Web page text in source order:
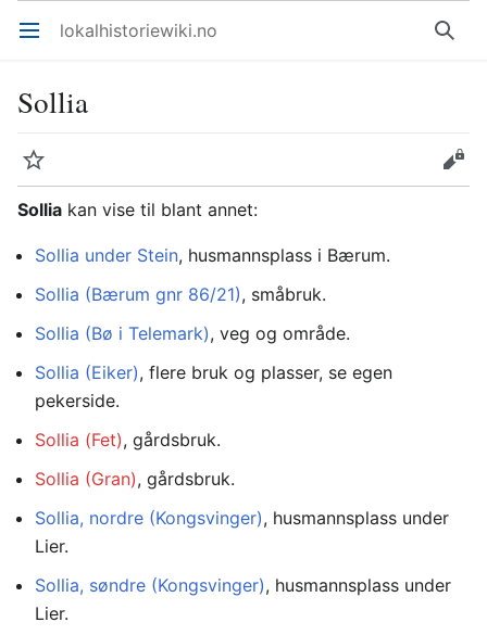
Åpne hovedmenyen lokalhistoriewiki.no Søk
Sollia
Overvåk
Rediger
Sollia kan vise til blant annet:
Sollia under Stein, husmannsplass i Bærum.
Sollia (Bærum gnr 86/21), småbruk.
Sollia (Bø i Telemark), veg og område.
Sollia (Eiker), flere bruk og plasser, se egen
pekerside.
Sollia (Fet), gårdsbruk.
Sollia (Gran), gårdsbruk.
Sollia, nordre (Kongsvinger), husmannsplass under
Lier.
Sollia, søndre (Kongsvinger), husmannsplass under
Lier.